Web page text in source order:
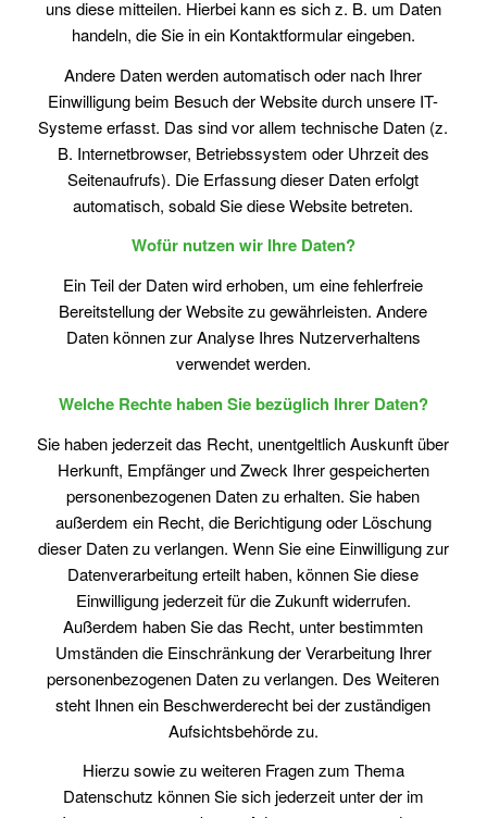
uns diese mitteilen. Hierbei kann es sich z. B. um Daten
handeln, die Sie in ein Kontaktformular eingeben.
Andere Daten werden automatisch oder nach Ihrer
Einwilligung beim Besuch der Website durch unsere IT-
Systeme erfasst. Das sind vor allem technische Daten (z.
B. Internetbrowser, Betriebssystem oder Uhrzeit des
Seitenaufrufs). Die Erfassung dieser Daten erfolgt
automatisch, sobald Sie diese Website betreten.
Wofür nutzen wir Ihre Daten?
Ein Teil der Daten wird erhoben, um eine fehlerfreie
Bereitstellung der Website zu gewährleisten. Andere
Daten können zur Analyse Ihres Nutzerverhaltens
verwendet werden.
Welche Rechte haben Sie bezüglich Ihrer Daten?
Sie haben jederzeit das Recht, unentgeltlich Auskunft über
Herkunft, Empfänger und Zweck Ihrer gespeicherten
personenbezogenen Daten zu erhalten. Sie haben
außerdem ein Recht, die Berichtigung oder Löschung
dieser Daten zu verlangen. Wenn Sie eine Einwilligung zur
Datenverarbeitung erteilt haben, können Sie diese
Einwilligung jederzeit für die Zukunft widerrufen.
Außerdem haben Sie das Recht, unter bestimmten
Umständen die Einschränkung der Verarbeitung Ihrer
personenbezogenen Daten zu verlangen. Des Weiteren
steht Ihnen ein Beschwerderecht bei der zuständigen
Aufsichtsbehörde zu.
Hierzu sowie zu weiteren Fragen zum Thema
Datenschutz können Sie sich jederzeit unter der im